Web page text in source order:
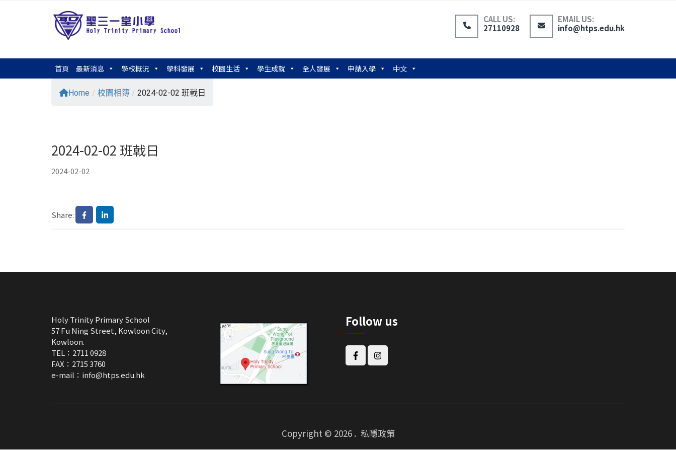
CALL US:
27110928
EMAIL US:
info@htps.edu.hk
首頁 最新消息 學校概況 學科發展 校園生活 學生成就 全人發展 申請入學 中文
Home / 校園相簿 / 2024-02-02 班戟日
2024-02-02 班戟日
2024-02-02
Share:
Holy Trinity Primary School
57 Fu Ning Street, Kowloon City,
Kowloon.
TEL：2711 0928
FAX：2715 3760
e-mail： info@htps.edu.hk
Follow us
Copyright © 2026 . 私隱政策